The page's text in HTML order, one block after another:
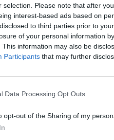
selection. Please note that after
interest-based ads based on
to third parties prior to
of your personal information
This information may also be
Participants that may further
Data Processing Opt Outs
opt-out of the Sharing of my
(@kennethtaylor_)
van Kenneth
zomaar. Daarom een
Taylor?